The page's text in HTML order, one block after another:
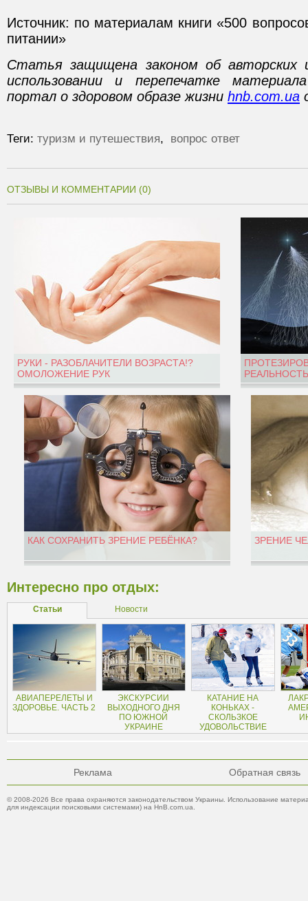
Источник: по материалам книги «500
питании»
Статья защищена законом об авторских
использовании и перепечатке
портал о здоровом образе жизни hnb.com.ua
Теги: туризм и путешествия, вопрос ответ
ОТЗЫВЫ И КОММЕНТАРИИ (0)
РУКИ - РАЗОБЛАЧИТЕЛИ ВОЗРАСТА!?
ОМОЛОЖЕНИЕ РУК
КАК СОХРАНИТЬ ЗРЕНИЕ РЕБЁНКА? ЗРЕНИЕ
Интересно про отдых:
Статьи Новости
АВИАПЕРЕЛЕТЫ И
ЗДОРОВЬЕ. ЧАСТЬ 2
ЭКСКУРСИИ
ВЫХОДНОГО ДНЯ
ПО ЮЖНОЙ
УКРАИНЕ
КАТАНИЕ НА
КОНЬКАХ -
СКОЛЬЗКОЕ
УДОВОЛЬСТВИЕ
Реклама Обратная связь
© 2008-2026 Все права охраняются законодательством Украины. Использование
для индексации поисковыми системами) на HnB.com.ua.